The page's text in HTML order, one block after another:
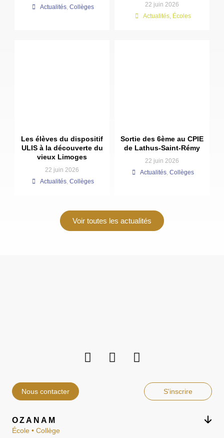
Actualités, Collèges
22 juin 2026
Actualités, Écoles
Les élèves du dispositif
ULIS à la découverte du
vieux Limoges
22 juin 2026
Actualités, Collèges
Sortie des 6ème au CPIE
de Lathus-Saint-Rémy
22 juin 2026
Actualités, Collèges
Voir toutes les actualités
Nous contacter S'inscrire
OZANAM
École • Collège